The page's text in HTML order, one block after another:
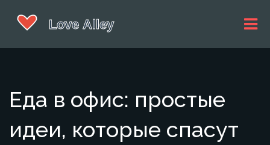
Еда в офис: простые
идеи, которые спасут